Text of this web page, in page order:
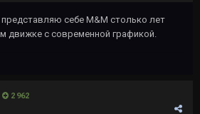
себе M&M столько лет
движке с современной графикой.
2 962